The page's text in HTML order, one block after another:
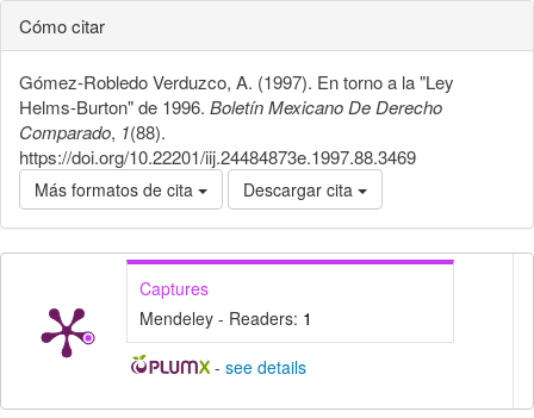
Cómo citar
Gómez-Robledo Verduzco, A. (1997). En torno a la "Ley
Helms-Burton" de 1996. Boletín Mexicano De Derecho
Comparado, 1(88).
https://doi.org/10.22201/iij.24484873e.1997.88.3469
Más formatos de cita Descargar cita
Captures
Mendeley - Readers: 1
- see details